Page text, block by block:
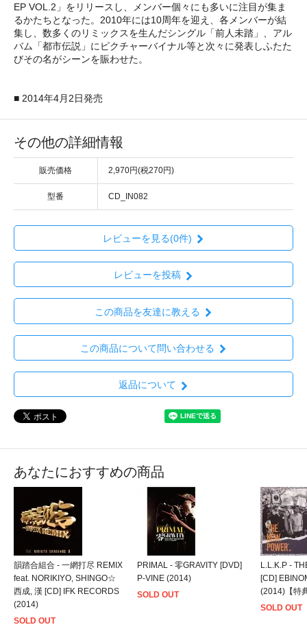
EP VOL.2」をリリースし、メンバー個々にも多いに注目が集ま
るかたちとなった。2010年には10周年を迎え、各メンバーが結
集し、数多くのリミックスを生んだシングル「前人未踏」、アル
バム「都市伝説」にピクチャーバイナル等と次々に発表しふたた
びその名がシーンを賑わせた。
■ 2014年4月2日発売
その他の詳細情報
販売価格 2,970円(税270円)
型番 CD_IN082
レビューを見る(0件)
レビューを投稿
この商品を友達に教える
この商品について問い合わせる
返品について
あなたにおすすめの商品
韻踏合組合 - 一網打尽 REMIX
feat. NORIKIYO, SHINGO☆
西成, 漢 [CD] IFK RECORDS
(2014)
SOLD OUT
PRIMAL - 零GRAVITY [DVD]
P-VINE (2014)
SOLD OUT
L.L.K.P -
[CD]
(2014)【特
SOLD OUT